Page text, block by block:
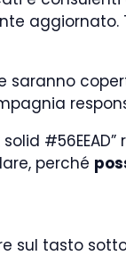
aggiornato.
saranno
#56EEAD”
perché
sul tasto